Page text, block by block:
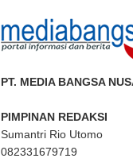
PT. MEDIA BANGSA
PIMPINAN REDAKSI
Sumantri Rio Utomo
082331679719